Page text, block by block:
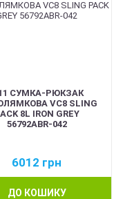
СУМКА-РЮКЗАК
VC8 SLING
8L IRON GREY
56792ABR-042
6012 грн
ДО КОШИКУ